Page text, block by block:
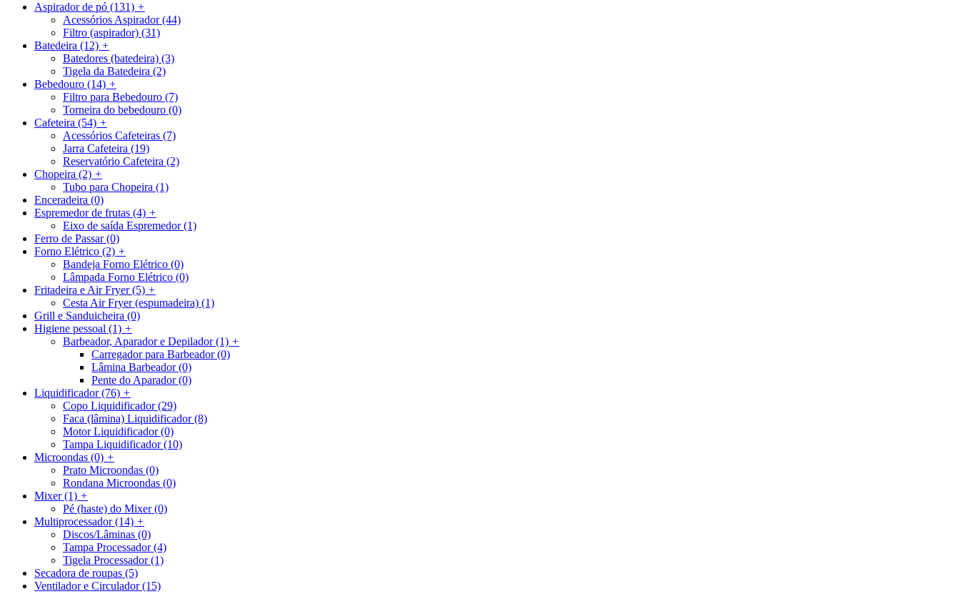
Aspirador de pó (131) +
Acessórios Aspirador(44)
Filtro (aspirador) (31)
Batedeira (12) +
Batedores (batedeira) (3)
Tigela da Batedeira (2)
Bebedouro (14) +
Filtro para Bebedouro (7)
Torneira do bebedouro (0)
Cafeteira (54) +
Acessórios Cafeteiras (7)
Jarra Cafeteira (19)
Reservatório Cafeteira (2)
Chopeira (2) +
Tubo para Chopeira (1)
Enceradeira (0)
Espremedor de frutas (4) +
Eixo de saída Espremedor(1)
Ferro de Passar(0)
Forno Elétrico (2) +
Bandeja Forno Elétrico (0)
Lâmpada Forno Elétrico (0)
Fritadeira e Air Fryer(5) +
Cesta Air Fryer (espumadeira) (1)
Grill e Sanduicheira (0)
Higiene pessoal (1) +
Barbeador, Aparador e Depilador(1) +
Carregador para Barbeador(0)
Lâmina Barbeador(0)
Pente do Aparador(0)
Liquidificador(76) +
Copo Liquidificador(29)
Faca (lâmina) Liquidificador(8)
Motor Liquidificador(0)
Tampa Liquidificador(10)
Microondas (0) +
Prato Microondas (0)
Rondana Microondas (0)
Mixer(1) +
Pé (haste) do Mixer(0)
Multiprocessador(14) +
Discos/Lâminas (0)
Tampa Processador(4)
Tigela Processador(1)
Secadora de roupas (5)
Ventilador e Circulador(15)